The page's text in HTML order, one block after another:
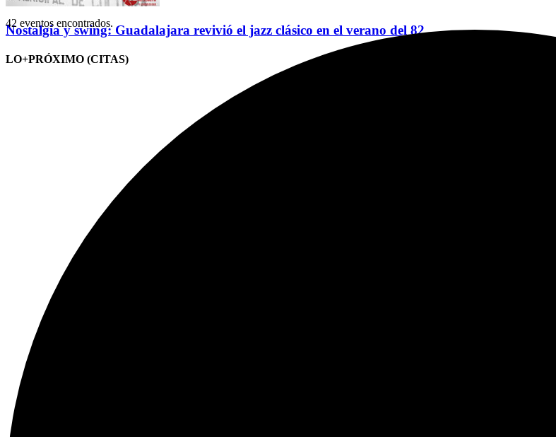
Nostalgia y swing: Guadalajara revivió el jazz clásico en el verano del 82
LO+PRÓXIMO (CITAS)
42 eventos encontrados.